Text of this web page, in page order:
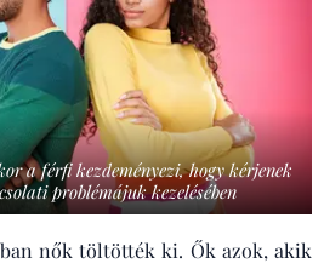
a férfi kezdeményezi, hogy kérjenek
problémájuk kezelésében
nők töltötték ki. Ők azok, akik